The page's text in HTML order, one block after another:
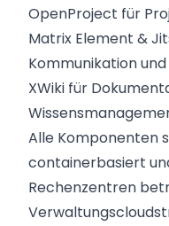
OpenProject für
Matrix Element &
Kommunikation
XWiki für
Alle Komponenten
containerbasiert
Rechenzentren